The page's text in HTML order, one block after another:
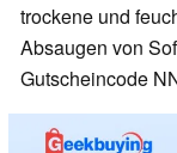
trockene und
Absaugen von
Gutscheincode